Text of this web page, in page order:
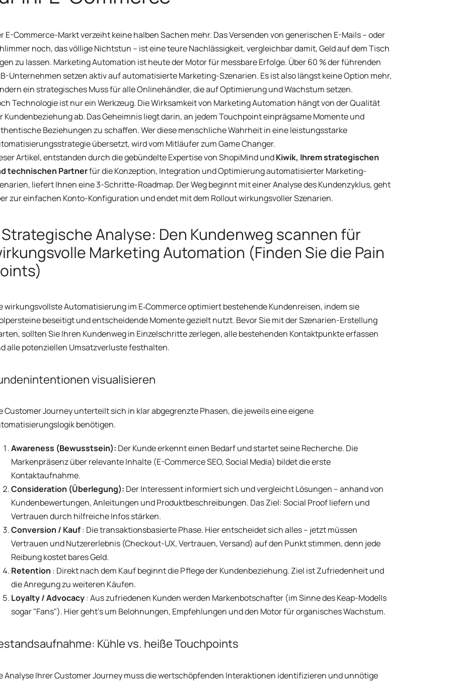
E-Commerce-Markt verzeiht keine halben Sachen mehr. Das Versenden von generischen E-Mails – oder
noch, das völlige Nichtstun – ist eine teure Nachlässigkeit, vergleichbar damit, Geld auf dem Tisch
zu lassen. Marketing Automation ist heute der Motor für messbare Erfolge. Über 60 % der führenden
Unternehmen setzen aktiv auf automatisierte Marketing-Szenarien. Es ist also längst keine Option mehr,
ein strategisches Muss für alle Onlinehändler, die auf Optimierung und Wachstum setzen.
Technologie ist nur ein Werkzeug. Die Wirksamkeit von Marketing Automation hängt von der Qualität
Kundenbeziehung ab. Das Geheimnis liegt darin, an jedem Touchpoint einprägsame Momente und
Beziehungen zu schaffen. Wer diese menschliche Wahrheit in eine leistungsstarke
übersetzt, wird vom Mitläufer zum Game Changer.
Artikel, entstanden durch die gebündelte Expertise von ShopiMind undKiwik, Ihrem strategischen
technischen Partnerfür die Konzeption, Integration und Optimierung automatisierter Marketing-
liefert Ihnen eine 3-Schritte-Roadmap. Der Weg beginnt mit einer Analyse des Kundenzyklus, geht
zur einfachen Konto-Konfiguration und endet mit dem Rollout wirkungsvoller Szenarien.
Analyse: Den Kundenweg scannen für
Marketing Automation (Finden Sie die Pain
wirkungsvollste Automatisierung im E‑Commerce optimiert bestehende Kundenreisen, indem sie
beseitigt und entscheidende Momente gezielt nutzt. Bevor Sie mit der Szenarien-Erstellung
sollten Sie Ihren Kundenweg in Einzelschritte zerlegen, alle bestehenden Kontaktpunkte erfassen
alle potenziellen Umsatzverluste festhalten.
visualisieren
Customer Journey unterteilt sich in klar abgegrenzte Phasen, die jeweils eine eigene
benötigen.
Awareness (Bewusstsein): Der Kunde erkennt einen Bedarf und startet seine Recherche. Die
Markenpräsenz über relevante Inhalte (E-Commerce SEO, Social Media) bildet die erste
Kontaktaufnahme.
Consideration (Überlegung): Der Interessent informiert sich und vergleicht Lösungen – anhand von
Kundenbewertungen, Anleitungen und Produktbeschreibungen. Das Ziel: Social Proof liefern und
Vertrauen durch hilfreiche Infos stärken.
Conversion / Kauf: Die transaktionsbasierte Phase. Hier entscheidet sich alles – jetzt müssen
Vertrauen und Nutzererlebnis (Checkout-UX, Vertrauen, Versand) auf den Punkt stimmen, denn jede
Reibung kostet bares Geld.
Retention : Direkt nach dem Kauf beginnt die Pflege der Kundenbeziehung. Ziel ist Zufriedenheit und
die Anregung zu weiteren Käufen.
Loyalty / Advocacy: Aus zufriedenen Kunden werden Markenbotschafter (im Sinne des Keap-Modells
sogar "Fans"). Hier geht’s um Belohnungen, Empfehlungen und den Motor für organisches Wachstum.
Kühle vs. heiße Touchpoints
Analyse Ihrer Customer Journey muss die wertschöpfenden Interaktionen identifizieren und unnötige